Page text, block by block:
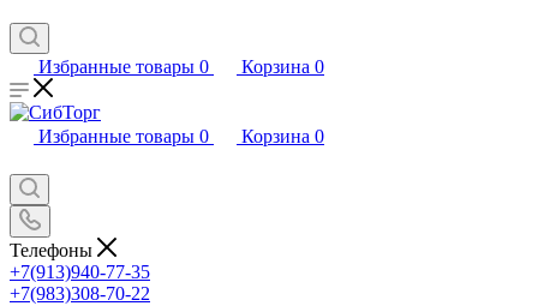
Избранные товары 0 Корзина 0
Избранные товары 0 Корзина 0
Телефоны
+7(913)940-77-35
+7(983)308-70-22